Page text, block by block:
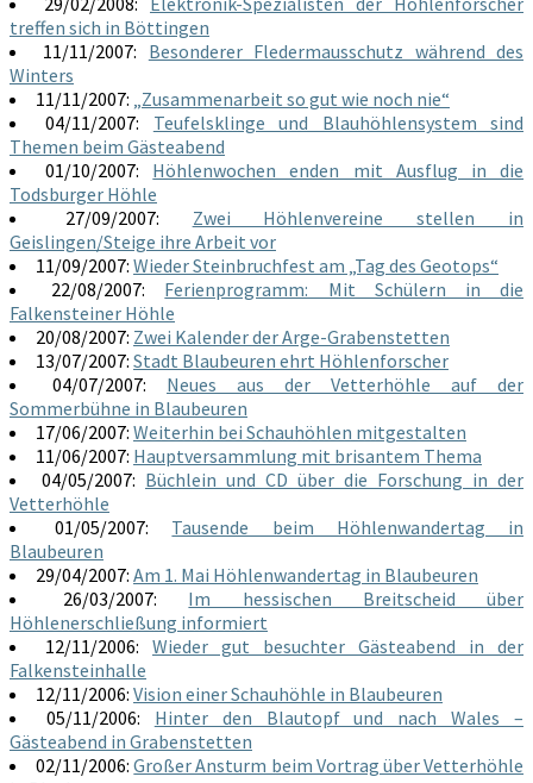
treffen sich in Böttingen
11/11/2007: Besonderer Fledermausschutz während des
Winters
11/11/2007: „Zusammenarbeit so gut wie noch nie“
04/11/2007: Teufelsklinge und Blauhöhlensystem sind
Themen beim Gästeabend
01/10/2007: Höhlenwochen enden mit Ausflug in die
Todsburger Höhle
27/09/2007: Zwei Höhlenvereine stellen in
Geislingen/Steige ihre Arbeit vor
11/09/2007: Wieder Steinbruchfest am „Tag des Geotops“
22/08/2007: Ferienprogramm: Mit Schülern in die
Falkensteiner Höhle
20/08/2007: Zwei Kalender der Arge-Grabenstetten
13/07/2007: Stadt Blaubeuren ehrt Höhlenforscher
04/07/2007: Neues aus der Vetterhöhle auf der
Sommerbühne in Blaubeuren
17/06/2007: Weiterhin bei Schauhöhlen mitgestalten
11/06/2007: Hauptversammlung mit brisantem Thema
04/05/2007: Büchlein und CD über die Forschung in der
Vetterhöhle
01/05/2007: Tausende beim Höhlenwandertag in
Blaubeuren
29/04/2007: Am 1. Mai Höhlenwandertag in Blaubeuren
26/03/2007: Im hessischen Breitscheid über
Höhlenerschließung informiert
12/11/2006: Wieder gut besuchter Gästeabend in der
Falkensteinhalle
12/11/2006: Vision einer Schauhöhle in Blaubeuren
05/11/2006: Hinter den Blautopf und nach Wales –
Gästeabend in Grabenstetten
02/11/2006:Großer Ansturm beim Vortrag über Vetterhöhle